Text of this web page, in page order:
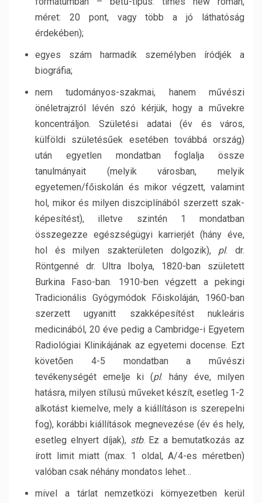
méret: 20 pont, vagy több a jó láthatóság
érdekében);
egyes szám harmadik személyben íródjék a
biográfia;
nem tudományos-szakmai, hanem művészi
önéletrajzról lévén szó kérjük, hogy a művekre
koncentráljon. Születési adatai (év és város,
külföldi születésűek esetében továbbá ország)
után egyetlen mondatban foglalja össze
tanulmányait (melyik városban, melyik
egyetemen/főiskolán és mikor végzett, valamint
hol, mikor és milyen diszciplínából szerzett szak-
képesítést), illetve szintén 1 mondatban
összegezze egészségügyi karrierjét (hány éve,
hol és milyen szakterületen dolgozik), pl. dr.
Röntgenné dr. Ultra Ibolya, 1820-ban született
Burkina Faso-ban. 1910-ben végzett a pekingi
Tradicionális Gyógymódok Főiskoláján, 1960-ban
szerzett ugyanitt szakképesítést nukleáris
medicinából, 20 éve pedig a Cambridge-i Egyetem
Radiológiai Klinikájának az egyetemi docense. Ezt
követően 4-5 mondatban a művészi
tevékenységét emelje ki (pl. hány éve, milyen
hatásra, milyen stílusú műveket készít, esetleg 1-2
alkotást kiemelve, mely a kiállításon is szerepelni
fog), korábbi kiállítások megnevezése (év és hely,
esetleg elnyert díjak), stb. Ez a bemutatkozás az
írott limit miatt (max. 1 oldal, A/4-es méretben)
valóban csak néhány mondatos lehet…
mivel a tárlat nemzetközi környezetben kerül